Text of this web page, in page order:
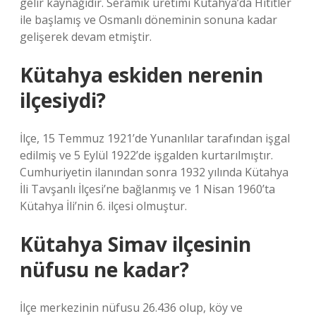
ile başlamış ve Osmanlı döneminin sonuna kadar
gelişerek devam etmiştir.
Kütahya eskiden nerenin
ilçesiydi?
İlçe, 15 Temmuz 1921’de Yunanlılar tarafından işgal
edilmiş ve 5 Eylül 1922’de işgalden kurtarılmıştır.
Cumhuriyetin ilanından sonra 1932 yılında Kütahya
İli Tavşanlı İlçesi’ne bağlanmış ve 1 Nisan 1960’ta
Kütahya İli’nin 6. ilçesi olmuştur.
Kütahya Simav ilçesinin
nüfusu ne kadar?
İlçe merkezinin nüfusu 26.436 olup, köy ve